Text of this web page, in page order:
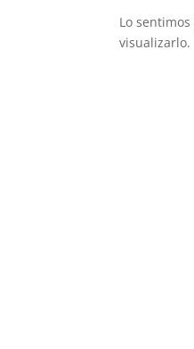
Lo
visualizarlo.